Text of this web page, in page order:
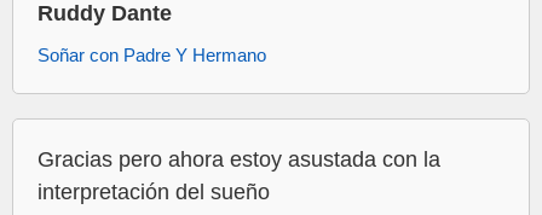
Ruddy Dante
Soñar con Padre Y Hermano
Gracias pero ahora estoy asustada con la
interpretación del sueño